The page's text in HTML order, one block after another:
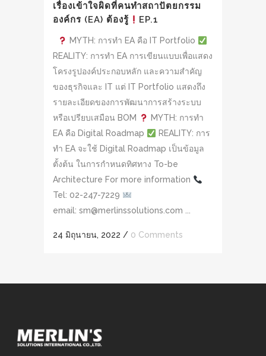
เรื่องเข้าใจผิดที่คนทำสถาปัตยกรรม
องค์กร (EA) ต้องรู้
EP.1
MYTH: การทำ EA คือ IT Portfolio
REALITY: การทำ EA การเขียนแบบเพื่อแสดง
โครงรูปองค์ประกอบหลัก และความสำคัญ
ของธุรกิจและ IT แต่ IT Portfolio แสดงถึง
รายละเอียดของการพัฒนาการสร้างระบบ
หรือเปรียบเสมือน BOM
MYTH: การทำ
EA คือ Digital Roadmap
REALITY: การ
ทำ EA จะใช้ Digital Roadmap เป็นข้อมูล
ตั้งต้น ในการกำหนดทิศทาง To-be
Architecture For more information
Tel: 02-247-7229
email: sm@merlinssolutions.com ...
24 มิถุนายน, 2022 / 0 Comments